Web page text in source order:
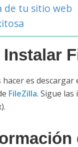
de tu sitio web
Instalar
es
FileZilla. Sigue